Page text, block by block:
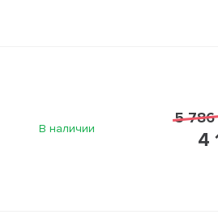
В наличии
5 786
4